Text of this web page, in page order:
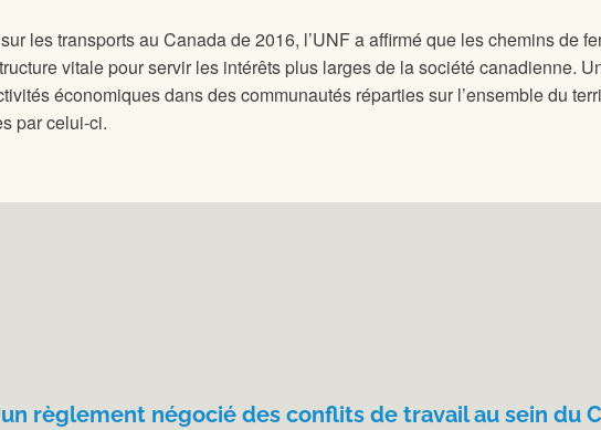
les transports au Canada de 2016, l’UNF a affirmé que les chemins de
vitale pour servir les intérêts plus larges de la société canadienne.
économiques dans des communautés réparties sur l’ensemble du
par celui-ci.
un règlement négocié des conflits de travail au sein du